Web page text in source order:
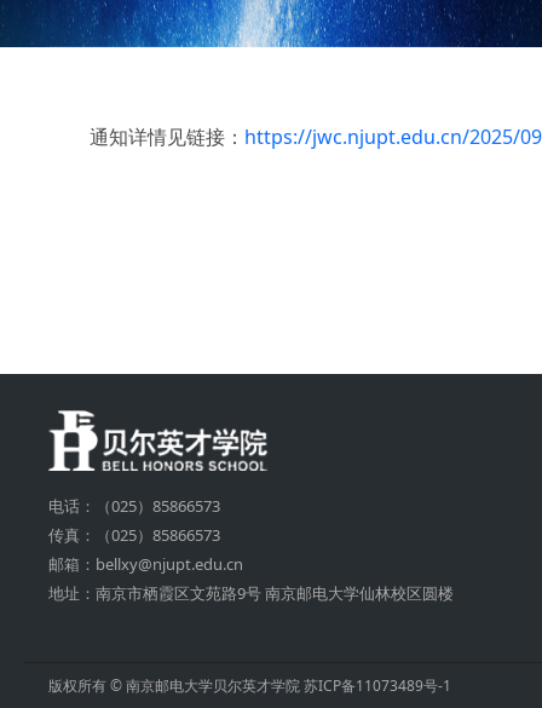
通知详情见链接： https://jwc.njupt.edu.cn/2025/
电话：（025）85866573
传真：（025）85866573
邮箱：bellxy@njupt.edu.cn
地址：南京市栖霞区文苑路9号 南京邮电大学仙林校区圆楼
版权所有 © 南京邮电大学贝尔英才学院苏ICP备11073489号-1